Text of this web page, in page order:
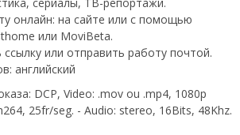
онлайн: на сайте или с помощью
или MoviBeta.
или отправить работу почтой.
английский
DCP, Video: .mov ou .mp4, 1080p
25fr/seg. - Audio: stereo, 16Bits, 48Khz.